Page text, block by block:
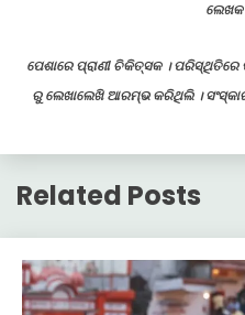
ପେଶାରେ ପ୍ରାଣୀ ଚିକିତ୍ସକ ।
ରୁ ଲେଖାଲେଖି ଆରମ୍ଭ କରିଥିଲି ।
Related Posts